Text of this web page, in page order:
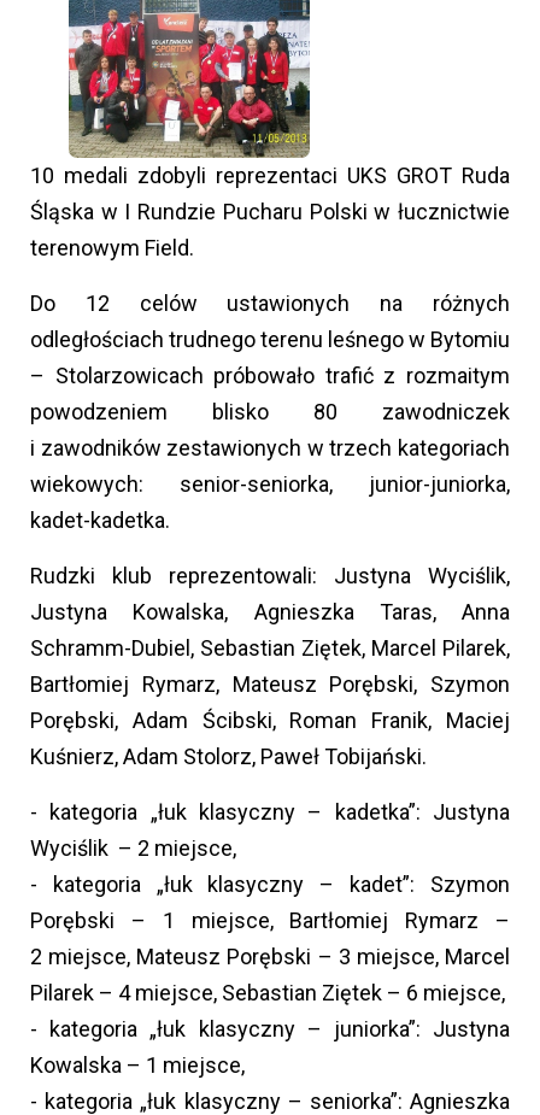
10 medali zdobyli reprezentaci UKS GROT Ruda
Śląska w I Rundzie Pucharu Polski w łucznictwie
terenowym Field.
Do 12 celów ustawionych na różnych
odległościach trudnego terenu leśnego w Bytomiu
– Stolarzowicach próbowało trafić z rozmaitym
powodzeniem blisko 80 zawodniczek
i zawodników zestawionych w trzech kategoriach
wiekowych: senior-seniorka, junior-juniorka,
kadet-kadetka.
Rudzki klub reprezentowali: Justyna Wyciślik,
Justyna Kowalska, Agnieszka Taras, Anna
Schramm-Dubiel, Sebastian Ziętek, Marcel Pilarek,
Bartłomiej Rymarz, Mateusz Porębski, Szymon
Porębski, Adam Ścibski, Roman Franik, Maciej
Kuśnierz, Adam Stolorz, Paweł Tobijański.
- kategoria „łuk klasyczny – kadetka”: Justyna
Wyciślik – 2 miejsce,
- kategoria „łuk klasyczny – kadet”: Szymon
Porębski – 1 miejsce, Bartłomiej Rymarz –
2 miejsce, Mateusz Porębski – 3 miejsce, Marcel
Pilarek – 4 miejsce, Sebastian Ziętek – 6 miejsce,
- kategoria „łuk klasyczny – juniorka”: Justyna
Kowalska – 1 miejsce,
- kategoria „łuk klasyczny – seniorka”: Agnieszka